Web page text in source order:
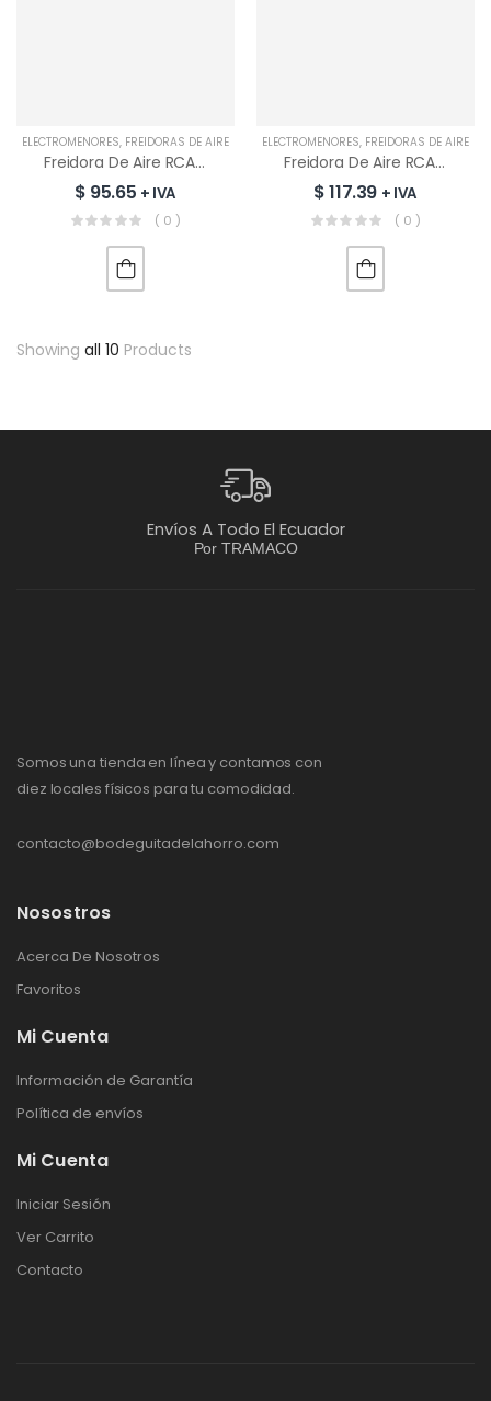
ELECTROMENORES, FREIDORAS DE AIRE
Freidora De Aire RCA 12 L | AFO-U1201A
$ 95.65 + IVA
( 0 )
ELECTROMENORES, FREIDORAS DE AIRE
Freidora De Aire RCA 20 L | AFO-U2001A
$117.39 + IVA
( 0 )
Showing all 10 Products
Envíos A Todo El Ecuador
Por TRAMACO
Somos una tienda en línea y contamos con
diez locales físicos para tu comodidad.
contacto@bodeguitadelahorro.com
Nosostros
Acerca De Nosotros
Favoritos
Mi Cuenta
Información de Garantía
Política de envíos
Mi Cuenta
Iniciar Sesión
Ver Carrito
Contacto